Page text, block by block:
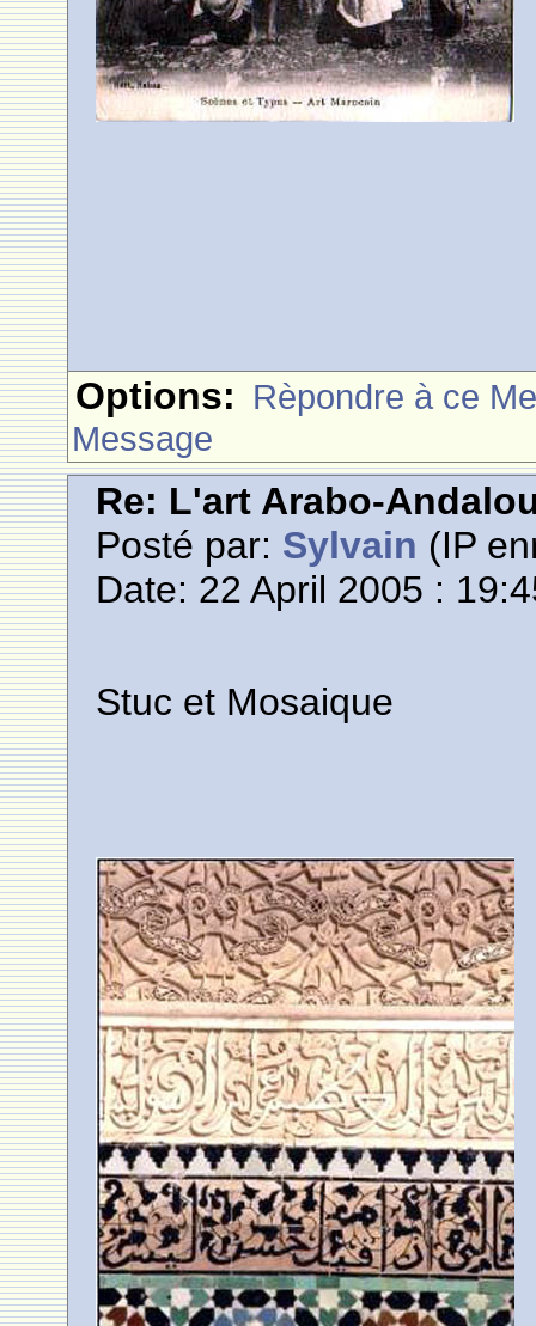
Options: Rèpondre à ce
Message
Re: L'art Arabo-
Posté par: Sylvain (IP
Date: 22 April 2005 :
Stuc et Mosaique